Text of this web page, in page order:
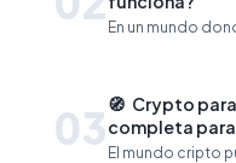
En un mundo
03🧭 Crypto
completa
El mundo cripto